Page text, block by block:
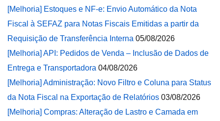
[Melhoria] Estoques e NF-e: Envio Automático da Nota
Fiscal à SEFAZ para Notas Fiscais Emitidas a partir da
Requisição de Transferência Interna 05/08/2026
[Melhoria] API: Pedidos de Venda – Inclusão de Dados de
Entrega e Transportadora 04/08/2026
[Melhoria] Administração: Novo Filtro e Coluna para Status
da Nota Fiscal na Exportação de Relatórios 03/08/2026
[Melhoria] Compras: Alteração de Lastro e Camada em